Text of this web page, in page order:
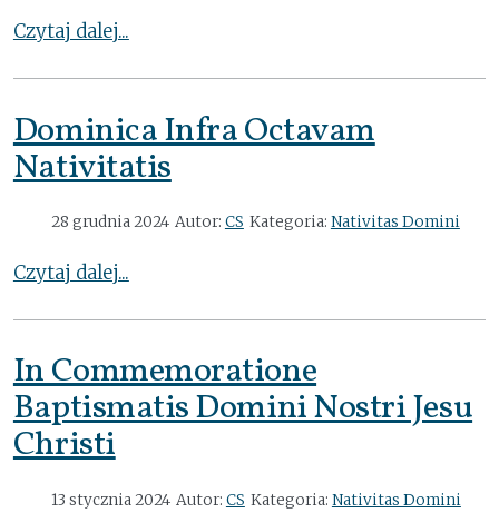
Czytaj dalej...
Dominica Infra Octavam
Nativitatis
28 grudnia 2024 Autor: CS Kategoria: Nativitas Domini
Czytaj dalej...
In Commemoratione
Baptismatis Domini Nostri Jesu
Christi
13 stycznia 2024 Autor: CS Kategoria: Nativitas Domini